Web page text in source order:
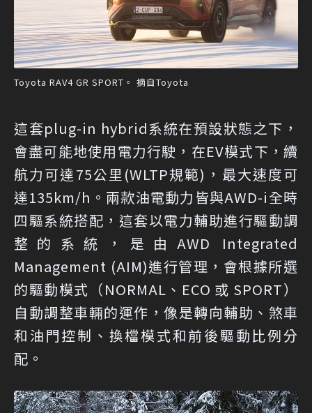
Toyota RAV4 GR SPORT。 摘自Toyota
這套plug-in hybrid系統在預設狀態之下，
會盡可能地使用電力行駛，在EV模式下，續
航力可達75公里(WLTP規範)，最大速度可
達135km/h。兩款油電動力皆與AWD-i全時
四驅系統搭配，這套以電力輔助進行驅動調
整的系統，是由AWD Integrated
Management (AIM)進行管理，會根據所選
的驅動模式（NORMAL、ECO 或 SPORT）
自動調整車輛的運作，像是轉向輔助、煞車
和油門控制、換檔模式和前後驅動比例分
配。